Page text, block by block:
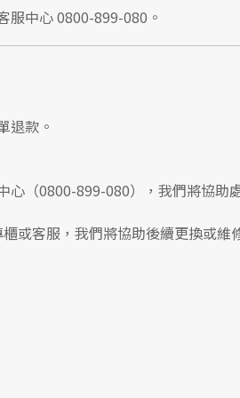
服中心 0800-899-080 。
退款。
心 （0800-899-080），我們將協助
或客服，我們將協助後續更換或維